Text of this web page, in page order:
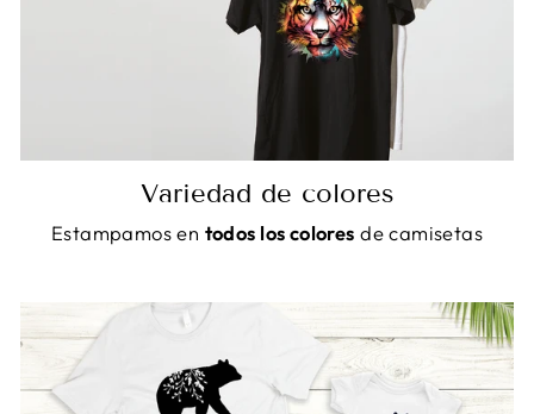
Variedad de colores
Estampamos en todos los colores de camisetas